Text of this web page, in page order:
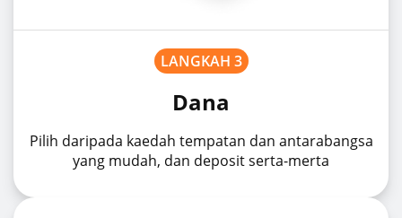
LANGKAH 3
Dana
Pilih daripada kaedah tempatan dan antarabangsa
yang mudah, dan deposit serta-merta